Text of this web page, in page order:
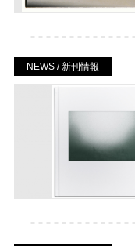
NEWS / 新刊情報